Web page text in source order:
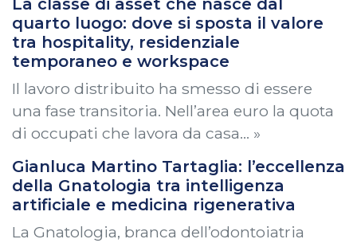
La classe di asset che nasce dal
quarto luogo: dove si sposta il valore
tra hospitality, residenziale
temporaneo e workspace
Il lavoro distribuito ha smesso di essere
una fase transitoria. Nell’area euro la quota
di occupati che lavora da casa… »
Gianluca Martino Tartaglia: l’eccellenza
della Gnatologia tra intelligenza
artificiale e medicina rigenerativa
La Gnatologia, branca dell’odontoiatria